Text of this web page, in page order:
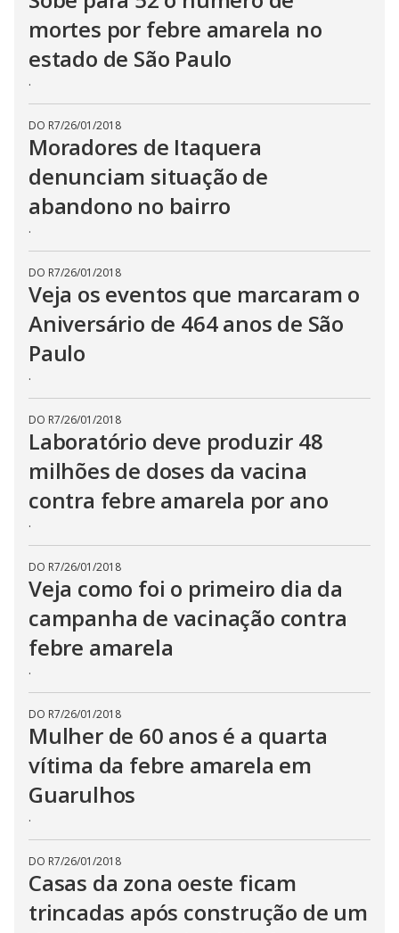
mortes por febre amarela no
estado de São Paulo
.
DO R7/26/01/2018
Moradores de Itaquera
denunciam situação de
abandono no bairro
.
DO R7/26/01/2018
Veja os eventos que marcaram o
Aniversário de 464 anos de São
Paulo
.
DO R7/26/01/2018
Laboratório deve produzir 48
milhões de doses da vacina
contra febre amarela por ano
.
DO R7/26/01/2018
Veja como foi o primeiro dia da
campanha de vacinação contra
febre amarela
.
DO R7/26/01/2018
Mulher de 60 anos é a quarta
vítima da febre amarela em
Guarulhos
.
DO R7/26/01/2018
Casas da zona oeste ficam
trincadas após construção de um